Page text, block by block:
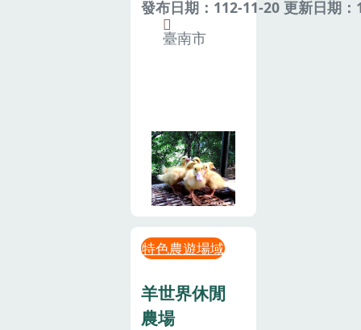
發布日期：112-11-20 更新日期
臺南市
特色農遊場域
羊世界休閒
農場